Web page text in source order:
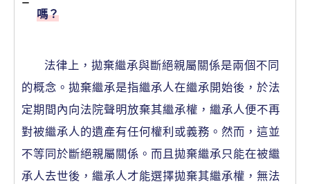
嗎？
法律上，拋棄繼承與斷絕親屬關係是兩個不同
的概念。拋棄繼承是指繼承人在繼承開始後，於法
定期間內向法院聲明放棄其繼承權，繼承人便不再
對被繼承人的遺產有任何權利或義務。然而，這並
不等同於斷絕親屬關係。而且拋棄繼承只能在被繼
承人去世後，繼承人才能選擇拋棄其繼承權，無法